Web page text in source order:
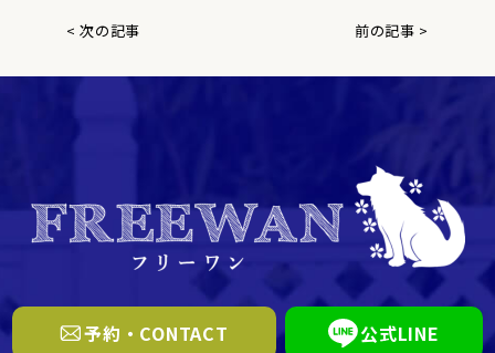
< 次の記事 前の記事 >
予約・CONTACT 公式LINE